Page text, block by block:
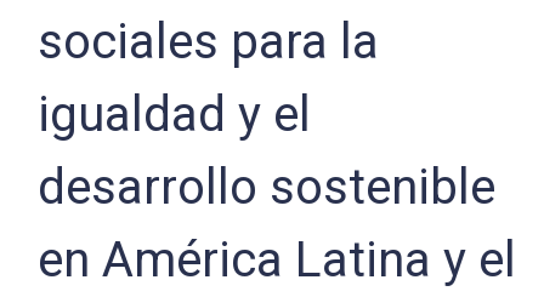
sociales para la
igualdad y el
desarrollo sostenible
en América Latina y el